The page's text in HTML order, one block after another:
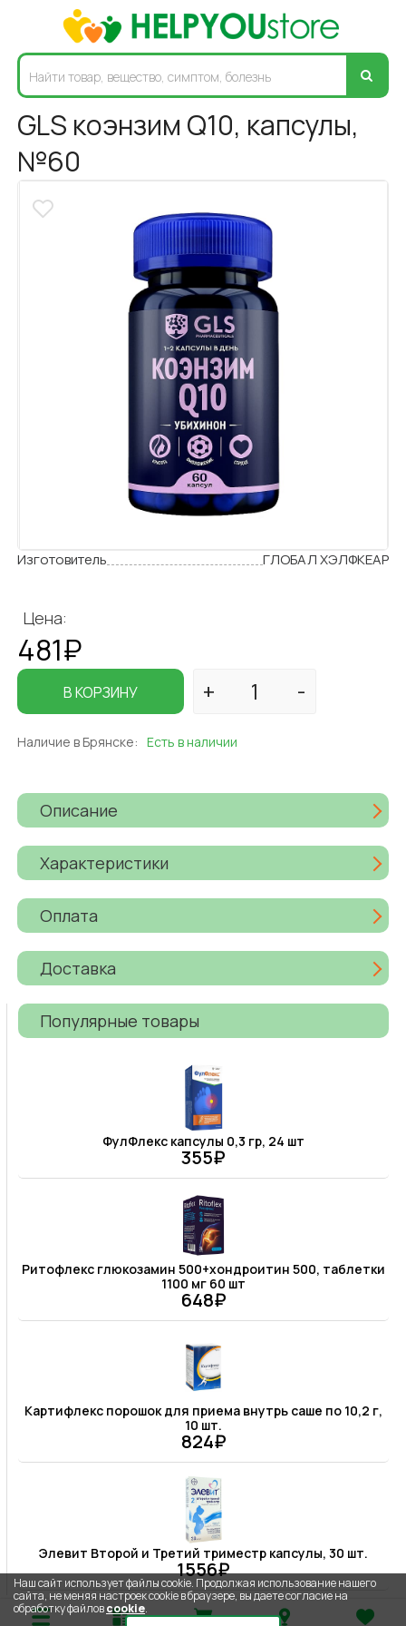
GLS коэнзим Q10, капсулы,
№60
Изготовитель ГЛОБАЛ ХЭЛФКЕАР
Цена:
481₽
В КОРЗИНУ
Наличие в Брянске: Есть в наличии
Описание
Характеристики
Оплата
Доставка
Популярные товары
ФулФлекс капсулы 0,3 гр, 24 шт
355₽
Ритофлекс глюкозамин 500+хондроитин 500, таблетки
1100 мг 60 шт
648₽
Картифлекс порошок для приема внутрь саше по 10,2 г,
10 шт.
824₽
Элевит Второй и Третий триместр капсулы, 30 шт.
1556₽
Наш сайт использует файлы cookie. Продолжая использование нашего
сайта, не меняя настроек cookie в браузере, вы даете согласие на
обработку файловcookie.